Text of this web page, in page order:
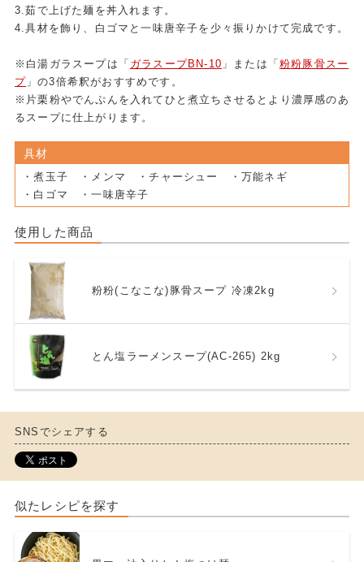
3.茹で上げた麺を丼入れます。
4.具材を飾り、白ゴマと一味唐辛子を少々振りかけて完成です。
※白湯ガラスープは「 ガラスープBN-10 」または「 粉粉豚骨スー
プ 」の3倍希釈がおすすめです。
※片栗粉やでんぷんを入れてひと煮立ちさせるとより濃厚感のあ
るスープに仕上がります。
具材
・煮玉子 ・メンマ ・チャーシュー ・万能ネギ
・白ゴマ ・一味唐辛子
使用した商品
粉粉(こなこな)豚骨スープ 冷凍2kg
とん塩ラーメンスープ(AC-265) 2kg
SNSでシェアする
似たレシピを探す